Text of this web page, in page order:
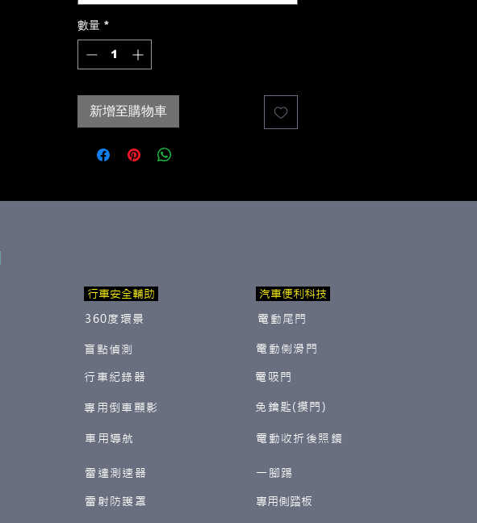
數量 *
新增至購物車
行車安全輔助
360度環景
盲點偵測
行車紀錄器
專用倒車顯影
車用導航
汽車便利科技
電動尾門
電動側滑門
電吸門
免鑰匙(摸門)
電動收折後照鏡
雷達測速器
雷射防護罩
一腳踢
​專用側踏板